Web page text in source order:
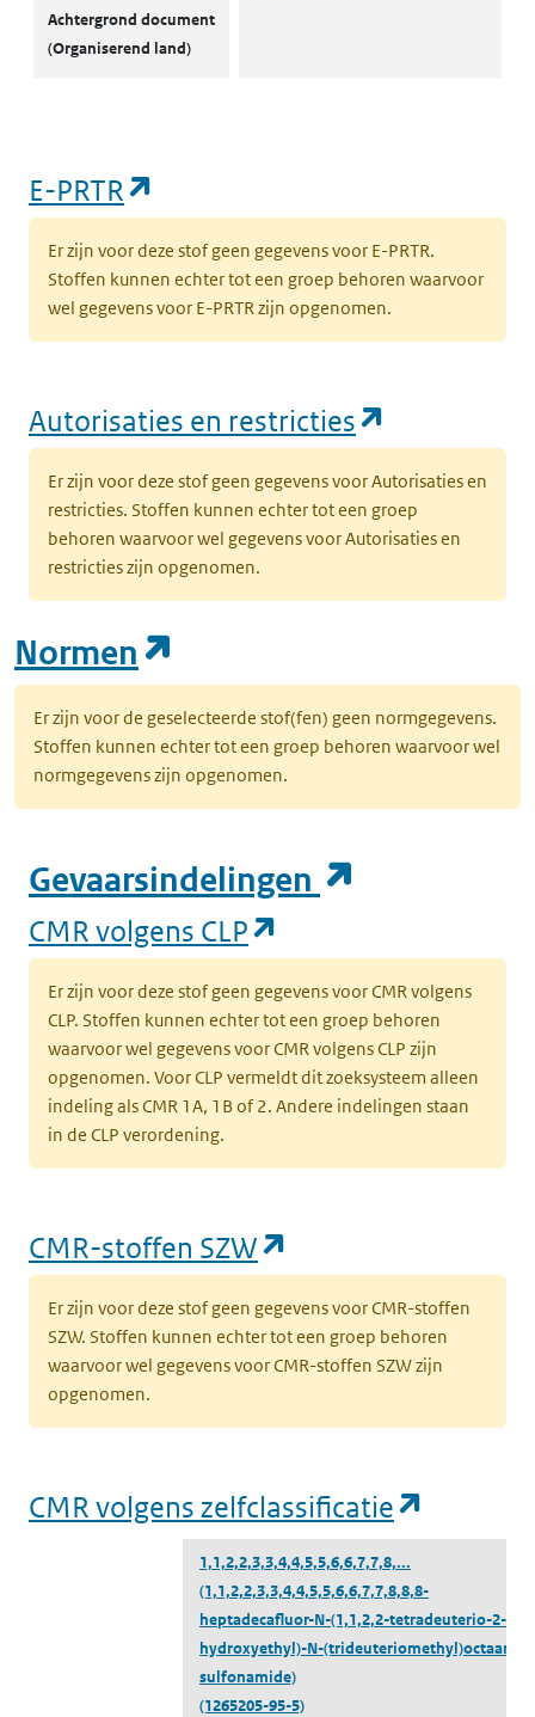
Achtergrond document
(Organiserend land)
E-PRTR
Er zijn voor deze stof geen gegevens voor E-PRTR.
Stoffen kunnen echter tot een groep behoren waarvoor
wel gegevens voor E-PRTR zijn opgenomen.
Autorisaties en restricties
Er zijn voor deze stof geen gegevens voor Autorisaties en
restricties. Stoffen kunnen echter tot een groep
behoren waarvoor wel gegevens voor Autorisaties en
restricties zijn opgenomen.
Normen
Er zijn voor de geselecteerde stof(fen) geen normgegevens.
Stoffen kunnen echter tot een groep behoren waarvoor wel
normgegevens zijn opgenomen.
Gevaarsindelingen
CMR volgens CLP
Er zijn voor deze stof geen gegevens voor CMR volgens
CLP. Stoffen kunnen echter tot een groep behoren
waarvoor wel gegevens voor CMR volgens CLP zijn
opgenomen. Voor CLP vermeldt dit zoeksysteem alleen
indeling als CMR 1A, 1B of 2. Andere indelingen staan
in de CLP verordening.
CMR-stoffen SZW
Er zijn voor deze stof geen gegevens voor CMR-stoffen
SZW. Stoffen kunnen echter tot een groep behoren
waarvoor wel gegevens voor CMR-stoffen SZW zijn
opgenomen.
CMR volgens zelfclassificatie
1,1,2,2,3,3,4,4,5,5,6,6,7,7,8,...
(1,1,2,2,3,3,4,4,5,5,6,6,7,7,8,8,8-
heptadecafluor-N-(1,1,2,2-tetradeuterio-2-
hydroxyethyl)-N-(trideuteriomethyl)octaan-1-
sulfonamide)
(1265205-95-5)